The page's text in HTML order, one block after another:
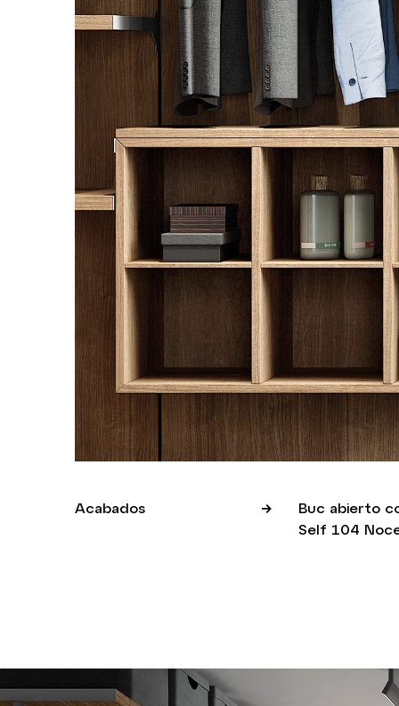
Acabados
Buc abierto
Self 104